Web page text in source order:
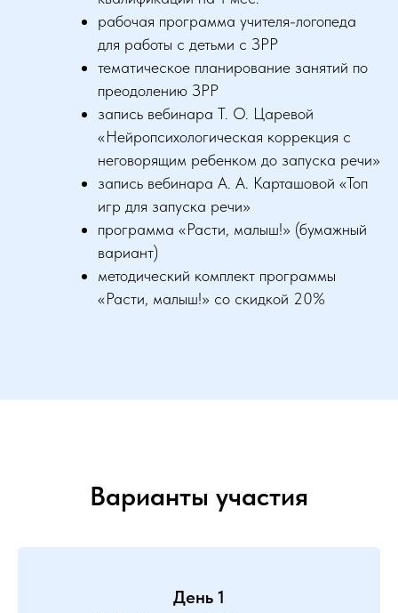
рабочая программа учителя-логопеда
для работы с детьми с ЗРР
тематическое планирование занятий по
преодолению ЗРР
запись вебинара Т. О. Царевой
«Нейропсихологическая коррекция с
неговорящим ребенком до запуска речи»
запись вебинара А. А. Карташовой «Топ
игр для запуска речи»
программа «Расти, малыш!» (бумажный
вариант)
методический комплект программы
«Расти, малыш!» со скидкой 20%
Варианты участия
День 1